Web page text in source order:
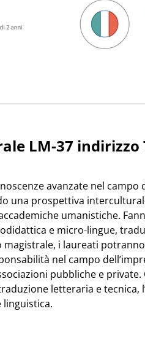
LM-37 indirizzo
avanzate nel
una prospettiva
umanistiche.
e micro-lingue,
i laureati
nel campo
pubbliche e
letteraria e tecnica,
linguistica.